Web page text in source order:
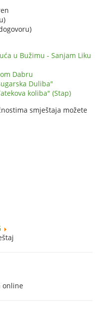
u Bužimu - Sanjam Liku
Dabru
Duliba"
koliba" (Stap)
smještaja možete
online